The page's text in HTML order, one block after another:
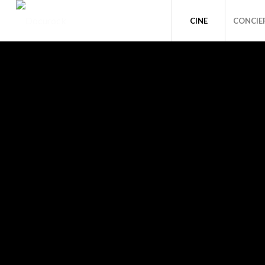
CINE